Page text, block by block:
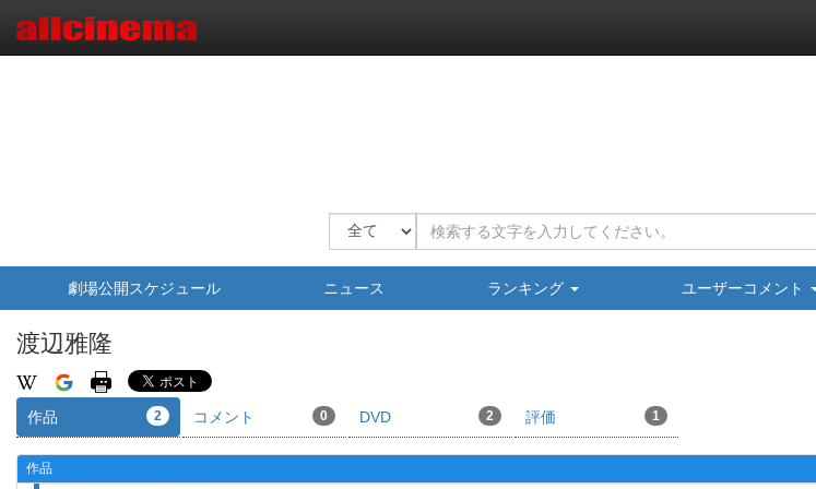
劇場公開スケジュール ニュース ランキング ユーザーコメント
渡辺雅隆
作品 2 コメント 0 DVD 2 評価 1
作品